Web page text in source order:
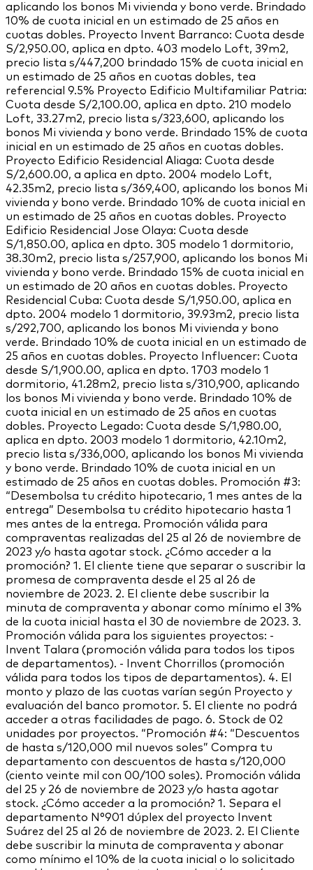
aplicando los bonos Mi vivienda y bono verde. Brindado
10% de cuota inicial en un estimado de 25 años en
cuotas dobles. Proyecto Invent Barranco: Cuota desde
S/2,950.00, aplica en dpto. 403 modelo Loft, 39m2,
precio lista s/447,200 brindado 15% de cuota inicial en
un estimado de 25 años en cuotas dobles, tea
referencial 9.5% Proyecto Edificio Multifamiliar Patria:
Cuota desde S/2,100.00, aplica en dpto. 210 modelo
Loft, 33.27m2, precio lista s/323,600, aplicando los
bonos Mi vivienda y bono verde. Brindado 15% de cuota
inicial en un estimado de 25 años en cuotas dobles.
Proyecto Edificio Residencial Aliaga: Cuota desde
S/2,600.00, a aplica en dpto. 2004 modelo Loft,
42.35m2, precio lista s/369,400, aplicando los bonos Mi
vivienda y bono verde. Brindado 10% de cuota inicial en
un estimado de 25 años en cuotas dobles. Proyecto
Edificio Residencial Jose Olaya: Cuota desde
S/1,850.00, aplica en dpto. 305 modelo 1 dormitorio,
38.30m2, precio lista s/257,900, aplicando los bonos Mi
vivienda y bono verde. Brindado 15% de cuota inicial en
un estimado de 20 años en cuotas dobles. Proyecto
Residencial Cuba: Cuota desde S/1,950.00, aplica en
dpto. 2004 modelo 1 dormitorio, 39.93m2, precio lista
s/292,700, aplicando los bonos Mi vivienda y bono
verde. Brindado 10% de cuota inicial en un estimado de
25 años en cuotas dobles. Proyecto Influencer: Cuota
desde S/1,900.00, aplica en dpto. 1703 modelo 1
dormitorio, 41.28m2, precio lista s/310,900, aplicando
los bonos Mi vivienda y bono verde. Brindado 10% de
cuota inicial en un estimado de 25 años en cuotas
dobles. Proyecto Legado: Cuota desde S/1,980.00,
aplica en dpto. 2003 modelo 1 dormitorio, 42.10m2,
precio lista s/336,000, aplicando los bonos Mi vivienda
y bono verde. Brindado 10% de cuota inicial en un
estimado de 25 años en cuotas dobles. Promoción #3:
“Desembolsa tu crédito hipotecario, 1 mes antes de la
entrega” Desembolsa tu crédito hipotecario hasta 1
mes antes de la entrega. Promoción válida para
compraventas realizadas del 25 al 26 de noviembre de
2023 y/o hasta agotar stock. ¿Cómo acceder a la
promoción? 1. El cliente tiene que separar o suscribir la
promesa de compraventa desde el 25 al 26 de
noviembre de 2023. 2. El cliente debe suscribir la
minuta de compraventa y abonar como mínimo el 3%
de la cuota inicial hasta el 30 de noviembre de 2023. 3.
Promoción válida para los siguientes proyectos: -
Invent Talara (promoción válida para todos los tipos
de departamentos). - Invent Chorrillos (promoción
válida para todos los tipos de departamentos). 4. El
monto y plazo de las cuotas varían según Proyecto y
evaluación del banco promotor. 5. El cliente no podrá
acceder a otras facilidades de pago. 6. Stock de 02
unidades por proyectos. “Promoción #4: “Descuentos
de hasta s/120,000 mil nuevos soles” Compra tu
departamento con descuentos de hasta s/120,000
(ciento veinte mil con 00/100 soles). Promoción válida
del 25 y 26 de noviembre de 2023 y/o hasta agotar
stock. ¿Cómo acceder a la promoción? 1. Separa el
departamento N°901 dúplex del proyecto Invent
Suárez del 25 al 26 de noviembre de 2023. 2. El Cliente
debe suscribir la minuta de compraventa y abonar
como mínimo el 10% de la cuota inicial o lo solicitado